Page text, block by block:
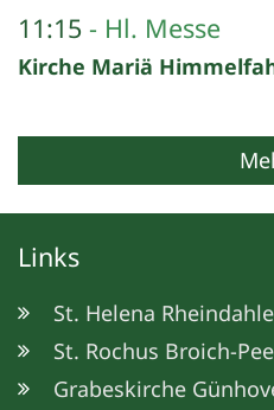
11:15 Hl. Messe
Kirche Mariä
Links
St. Helena
St. Rochus Broich-
Grabeskirche